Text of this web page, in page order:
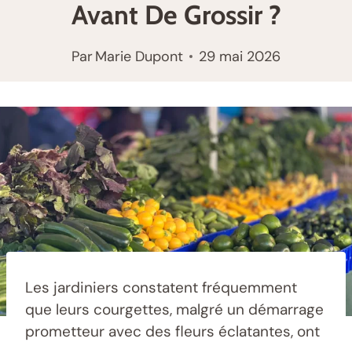
Avant De Grossir ?
ParMarie Dupont 29 mai 2026
Les jardiniers constatent fréquemment
que leurs courgettes, malgré un démarrage
prometteur avec des fleurs éclatantes, ont